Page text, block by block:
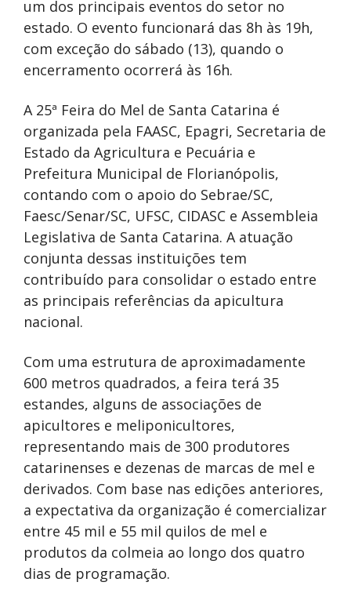
um dos principais eventos do setor no
estado. O evento funcionará das 8h às 19h,
com exceção do sábado (13), quando o
encerramento ocorrerá às 16h.
A 25ª Feira do Mel de Santa Catarina é
organizada pela FAASC, Epagri, Secretaria de
Estado da Agricultura e Pecuária e
Prefeitura Municipal de Florianópolis,
contando com o apoio do Sebrae/SC,
Faesc/Senar/SC, UFSC, CIDASC e Assembleia
Legislativa de Santa Catarina. A atuação
conjunta dessas instituições tem
contribuído para consolidar o estado entre
as principais referências da apicultura
nacional.
Com uma estrutura de aproximadamente
600 metros quadrados, a feira terá 35
estandes, alguns de associações de
apicultores e meliponicultores,
representando mais de 300 produtores
catarinenses e dezenas de marcas de mel e
derivados. Com base nas edições anteriores,
a expectativa da organização é comercializar
entre 45 mil e 55 mil quilos de mel e
produtos da colmeia ao longo dos quatro
dias de programação.